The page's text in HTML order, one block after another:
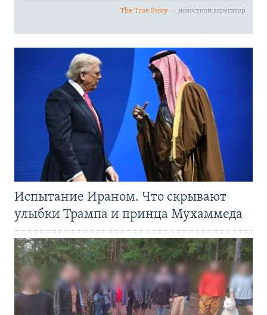
Испытание Ираном. Что скрывают
улыбки Трампа и принца Мухаммеда